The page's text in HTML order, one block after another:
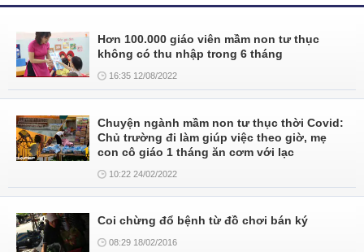
Hơn 100.000 giáo viên mầm non tư thục
không có thu nhập trong 6 tháng
16:35 12/08/2022
Chuyện ngành mầm non tư thục thời Covid:
Chủ trường đi làm giúp việc theo giờ, mẹ
con cô giáo 1 tháng ăn cơm với lạc
10:22 24/02/2022
Coi chừng đổ bệnh từ đồ chơi bán ký
08:29 18/02/2016